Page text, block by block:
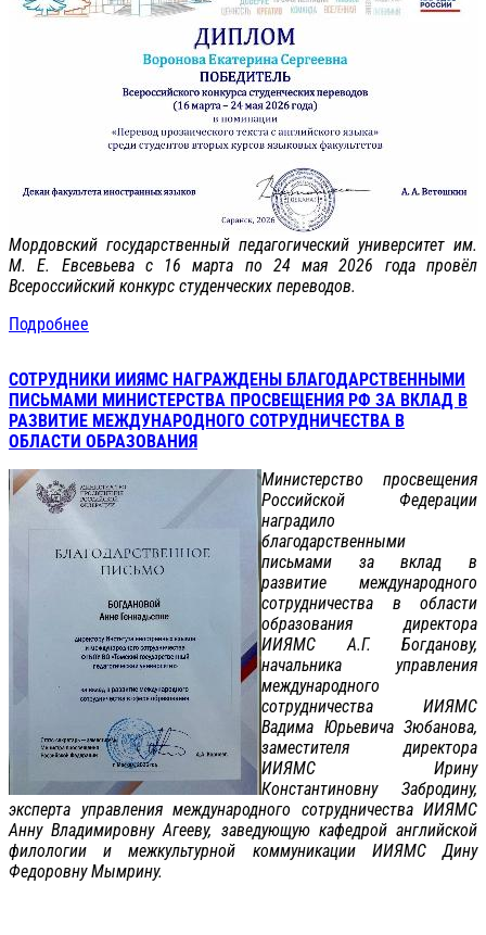
Мордовский государственный педагогический университет им.
М. Е. Евсевьева с 16 марта по 24 мая 2026 года провёл
Всероссийский конкурс студенческих переводов.
Подробнее
СОТРУДНИКИ ИИЯМС НАГРАЖДЕНЫ БЛАГОДАРСТВЕННЫМИ
ПИСЬМАМИ МИНИСТЕРСТВА ПРОСВЕЩЕНИЯ РФ ЗА ВКЛАД В
РАЗВИТИЕ МЕЖДУНАРОДНОГО СОТРУДНИЧЕСТВА В
ОБЛАСТИ ОБРАЗОВАНИЯ
Министерство просвещения
Российской Федерации
наградило
благодарственными
письмами за вклад в
развитие международного
сотрудничества в области
образования директора
ИИЯМС А.Г. Богданову,
начальника управления
международного
сотрудничества ИИЯМС
Вадима Юрьевича Зюбанова,
заместителя директора
ИИЯМС Ирину
Константиновну Забродину,
эксперта управления международного сотрудничества ИИЯМС
Анну Владимировну Агееву, заведующую кафедрой английской
филологии и межкультурной коммуникации ИИЯМС Дину
Федоровну Мымрину.